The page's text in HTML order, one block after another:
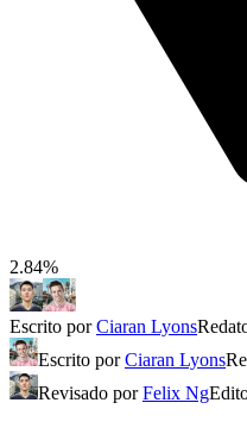
2.84%
Escrito porCiaran Lyons
Escrito porCiaran Lyons
Revisado porFelix Ng